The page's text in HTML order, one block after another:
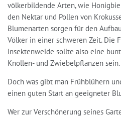
völkerbildende Arten, wie
den Nektar und Pollen von
Blumenarten sorgen für den
Völker in einer schweren Zeit. Die
Insektenweide sollte also eine
Knollen- und Zwiebelpflanzen sein.
Doch was gibt man Frühblühern
einen guten Start an geeigneter
Wer zur Verschönerung seines